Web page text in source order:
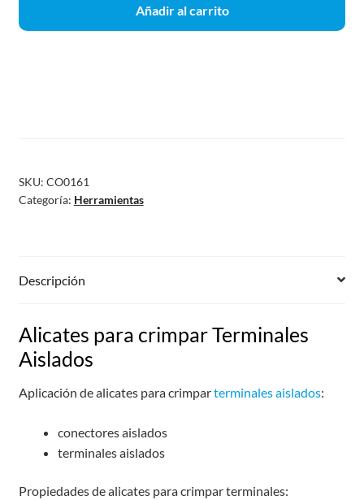
Añadir al carrito
SKU: CO0161
Categoría: Herramientas
Descripción
Alicates para crimpar Terminales
Aislados
Aplicación de alicates para crimparterminales aislados:
conectores aislados
terminales aislados
Propiedades de alicates para crimpar terminales: